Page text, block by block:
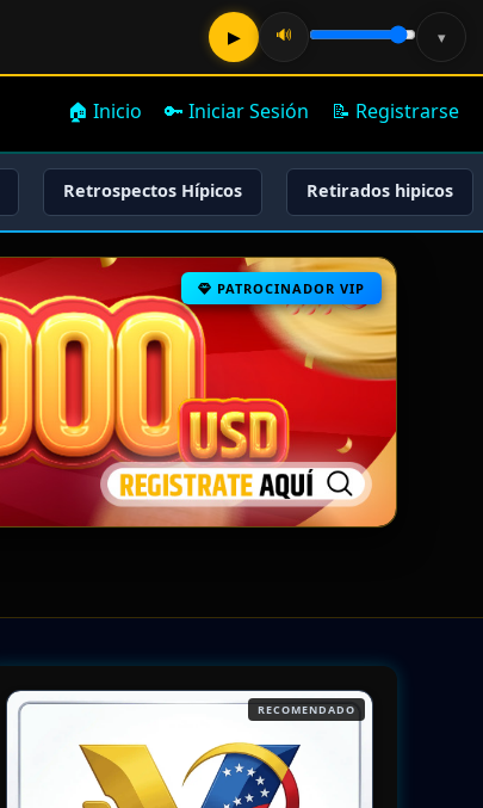
🏠 Inicio 🔑 Iniciar Sesión 📝 Registrarse
Retrospectos Hípicos Retirados hipicos
PATROCINADOR VIP
RECOMENDADO
▶ 🔊 ▾